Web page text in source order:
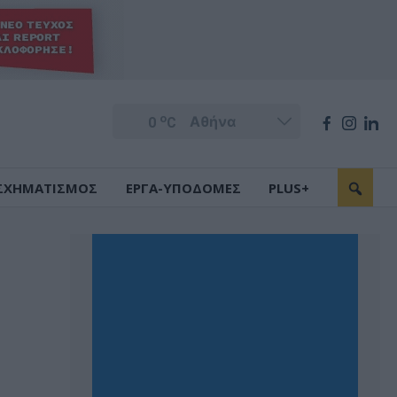
0 oC
ΕΡΓΑ-ΥΠΟΔΟΜΕΣ PLUS+